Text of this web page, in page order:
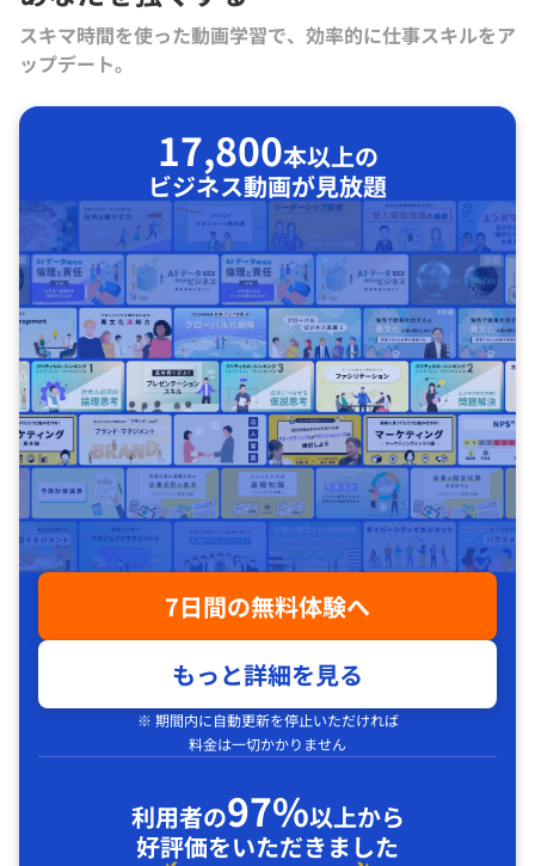
スキマ時間を使った動画学習で、効率的に仕事スキルをア
ップデート。
17,800本以上の
ビジネス動画が見放題
7日間の無料体験へ
もっと詳細を見る
※ 期間内に自動更新を停止いただければ
料金は一切かかりません
利用者の97%以上から
好評価をいただきました